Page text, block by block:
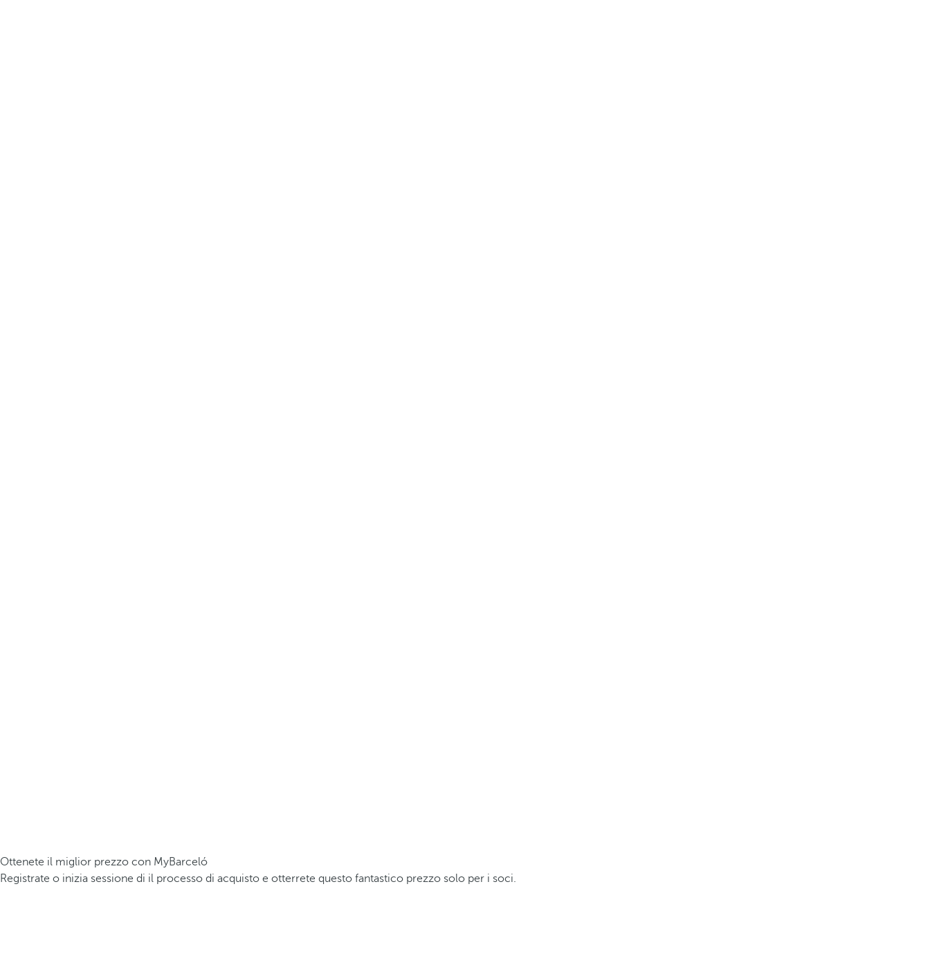
Ottenete il miglior prezzo con MyBarceló
Registrate o inizia sessione di il processo di acquisto e otterrete questo fantastico prezzo solo per i soci.